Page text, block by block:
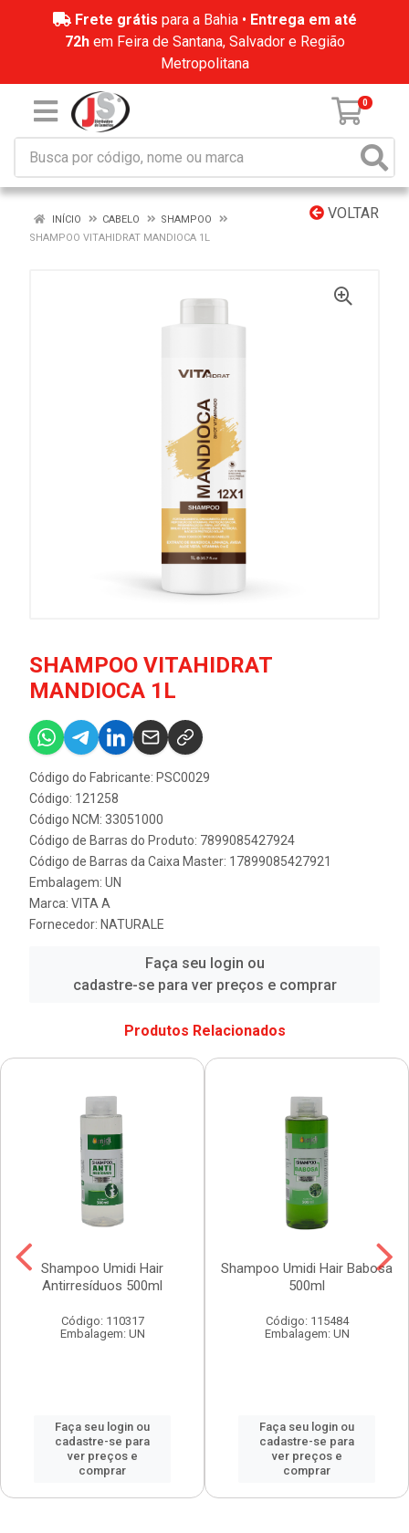
Frete grátis para a Bahia • Entrega em até
72hem Feira de Santana, Salvador e Região
Metropolitana
0
VOLTAR
INÍCIO CABELO
SHAMPOO
SHAMPOO VITAHIDRAT MANDIOCA 1L
SHAMPOO VITAHIDRAT
MANDIOCA 1L
Código do Fabricante: PSC0029
Código: 121258
Código NCM: 33051000
Código de Barras do Produto: 7899085427924
Código de Barras da Caixa Master: 17899085427921
Embalagem: UN
Marca: VITA A
Fornecedor: NATURALE
Faça seu login ou
cadastre-se para ver preços e comprar
Produtos Relacionados
Shampoo Umidi Hair
Antirresíduos 500ml
Código: 110317
Embalagem: UN
Faça seu login ou
cadastre-se para
ver preços e
comprar
Shampoo Umidi Hair Babosa
500ml
Código: 115484
Embalagem: UN
Faça seu login ou
cadastre-se para
ver preços e
comprar